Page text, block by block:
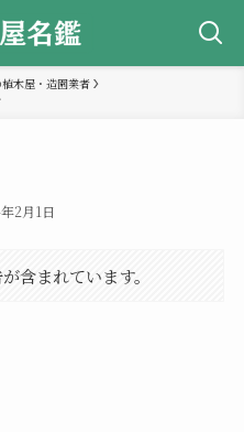
木屋・造園業者
2月1日
含まれています。